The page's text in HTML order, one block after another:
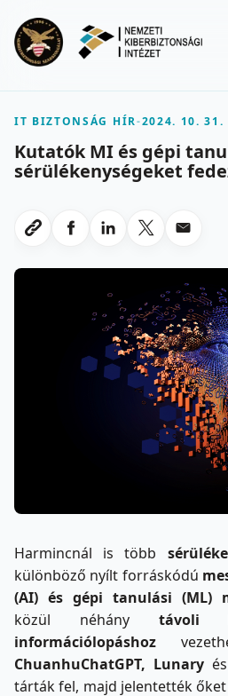
IT BIZTONSÁG HÍR-2024. 10. 31.
Kutatók MI és gépi
sérülékenységeket
Link masolasa
Megosztas Facebookon
MegosztasMegosztas
Harmincnál is több
különböző nyílt forráskódú
(AI) és gépi tanulási (ML)
közül néhány távoli
információlopáshoz
ChuanhuChatGPT, Lunaryés
tárták fel, majd jelentették